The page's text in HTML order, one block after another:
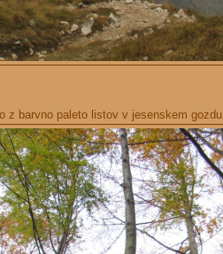
z barvno paleto listov v jesenskem gozdu.